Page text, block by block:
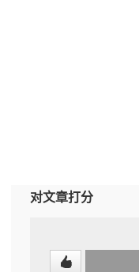
对文章打分